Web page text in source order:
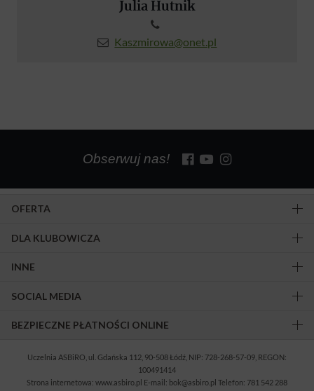
Julia Hutnik
Kaszmirowa@onet.pl
Obserwuj nas!
OFERTA
DLA KLUBOWICZA
INNE
SOCIAL MEDIA
BEZPIECZNE PŁATNOŚCI ONLINE
Uczelnia ASBiRO, ul. Gdańska 112, 90-508 Łódź, NIP: 728-268-57-09, REGON:
100491414
Strona internetowa: www.asbiro.pl E-mail: bok@asbiro.pl Telefon: 781 542 288